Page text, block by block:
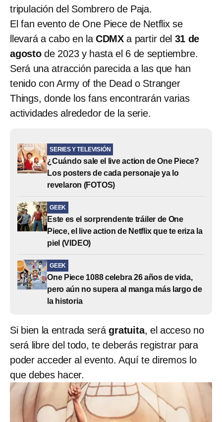
tripulación del Sombrero de Paja.
El fan evento de One Piece de Netflix se
llevará a cabo en la CDMX a partir del 31 de
agostode 2023 y hasta el 6 de septiembre.
Será una atracción parecida a las que han
tenido con Army of the Dead o Stranger
Things, donde los fans encontrarán varias
actividades alrededor de la serie.
SERIES Y TELEVISIÓN
¿Cuándo sale el live action de One Piece?
Los posters de cada personaje ya lo
revelaron (FOTOS)
GEEK
Este es el sorprendente tráiler de One
Piece, el live action de Netflix que te eriza la
piel (VIDEO)
GEEK
One Piece 1088 celebra 26 años de vida,
pero aún no supera al manga más largo de
la historia
Si bien la entrada serágratuita, el acceso no
será libre del todo, te deberás registrar para
poder acceder al evento. Aquí te diremos lo
que debes hacer.